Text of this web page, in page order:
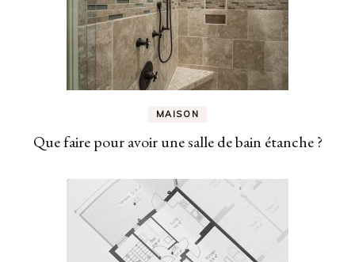
MAISON
Que faire pour avoir une salle de bain étanche ?